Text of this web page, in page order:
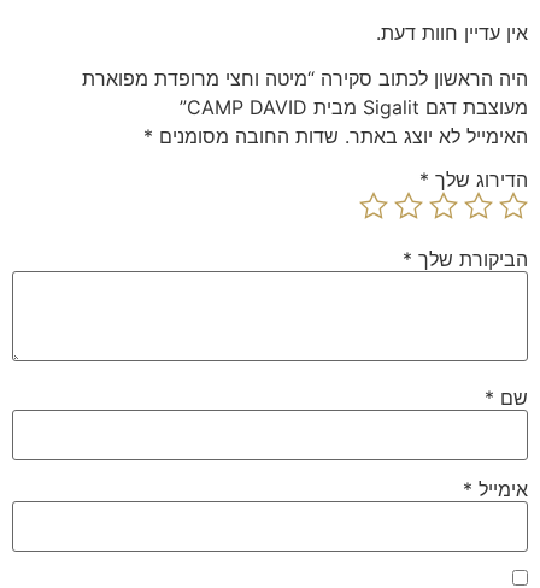
אין עדיין חוות דעת.
היה הראשון לכתוב סקירה “מיטה וחצי מרופדת מפוארת
מעוצבת דגם Sigalit מבית CAMP DAVID”
האימייל לא יוצג באתר. שדות החובה מסומנים *
הדירוג שלך *
הביקורת שלך *
שם *
אימייל *